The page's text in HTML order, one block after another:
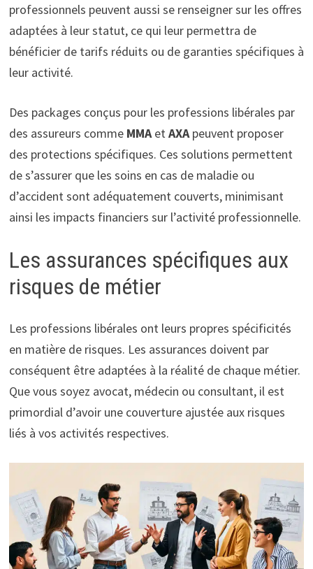
professionnels peuvent aussi se renseigner sur les offres
adaptées à leur statut, ce qui leur permettra de
bénéficier de tarifs réduits ou de garanties spécifiques à
leur activité.
Des packages conçus pour les professions libérales par
des assureurs comme MMAetAXApeuvent proposer
des protections spécifiques. Ces solutions permettent
de s’assurer que les soins en cas de maladie ou
d’accident sont adéquatement couverts, minimisant
ainsi les impacts financiers sur l’activité professionnelle.
Les assurances spécifiques aux
risques de métier
Les professions libérales ont leurs propres spécificités
en matière de risques. Les assurances doivent par
conséquent être adaptées à la réalité de chaque métier.
Que vous soyez avocat, médecin ou consultant, il est
primordial d’avoir une couverture ajustée aux risques
liés à vos activités respectives.